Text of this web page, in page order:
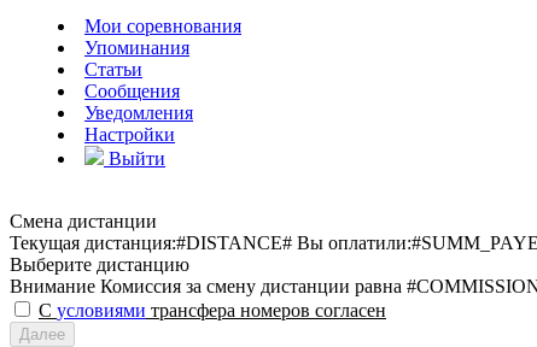
Мои соревнования
Упоминания
Статьи
Сообщения
Уведомления
Настройки
Выйти
Смена дистанции
Текущая дистанция:#DISTANCE# Вы оплатили:
Выберите дистанцию
Внимание Комиссия за смену дистанции равна
С условиями трансфера номеров согласен
Далее